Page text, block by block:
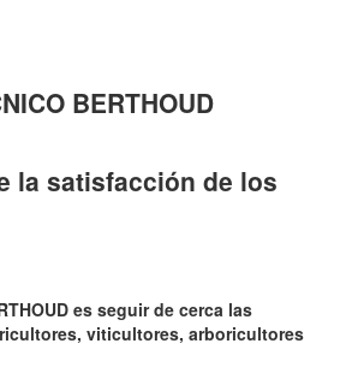
BERTHOUD
la satisfacción de los
es seguir de cerca las
viticultores, arboricultores